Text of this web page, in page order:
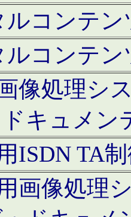
ルコンテ
ルコンテ
像処理シ
キュメン
ISDN TA
画像処理